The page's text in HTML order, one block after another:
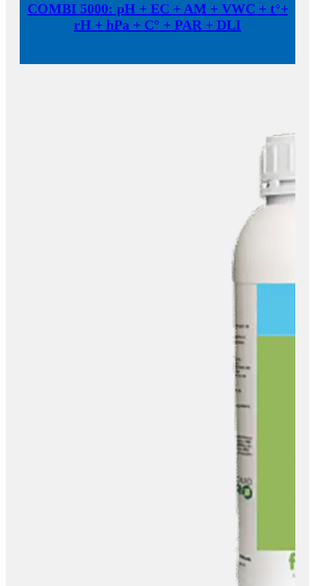
COMBI 5000: pH + EC + AM + VWC + t°+
rH + hPa + C° + PAR + DLI